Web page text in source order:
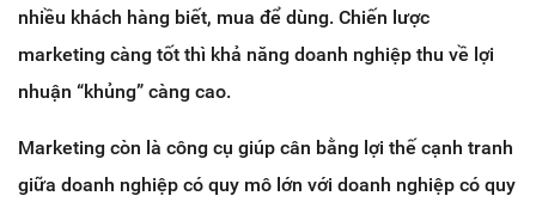
nhiều khách hàng biết, mua để dùng. Chiến lược
marketing càng tốt thì khả năng doanh nghiệp thu về lợi
nhuận “khủng” càng cao.
Marketing còn là công cụ giúp cân bằng lợi thế cạnh tranh
giữa doanh nghiệp có quy mô lớn với doanh nghiệp có quy